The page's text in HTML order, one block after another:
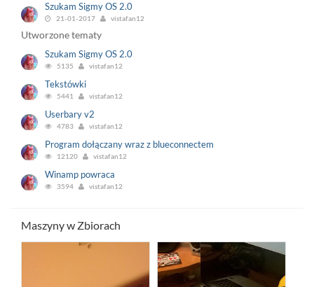
Szukam Sigmy OS 2.0
21-01-2017 vistafan12
Utworzone tematy
Szukam Sigmy OS 2.0
5135 vistafan12
Tekstówki
5441 vistafan12
Userbary v2
4783 vistafan12
Program dołączany wraz z blueconnectem
12120 vistafan12
Winamp powraca
3594 vistafan12
Maszyny w Zbiorach